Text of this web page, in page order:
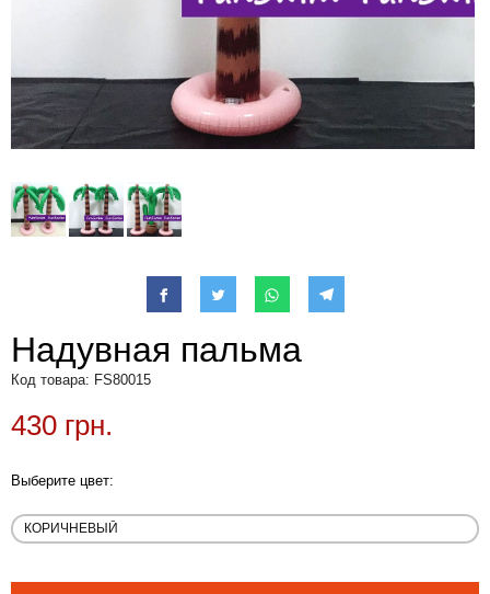
Надувная пальма
Код товара: FS80015
430 грн.
Выберите цвет: